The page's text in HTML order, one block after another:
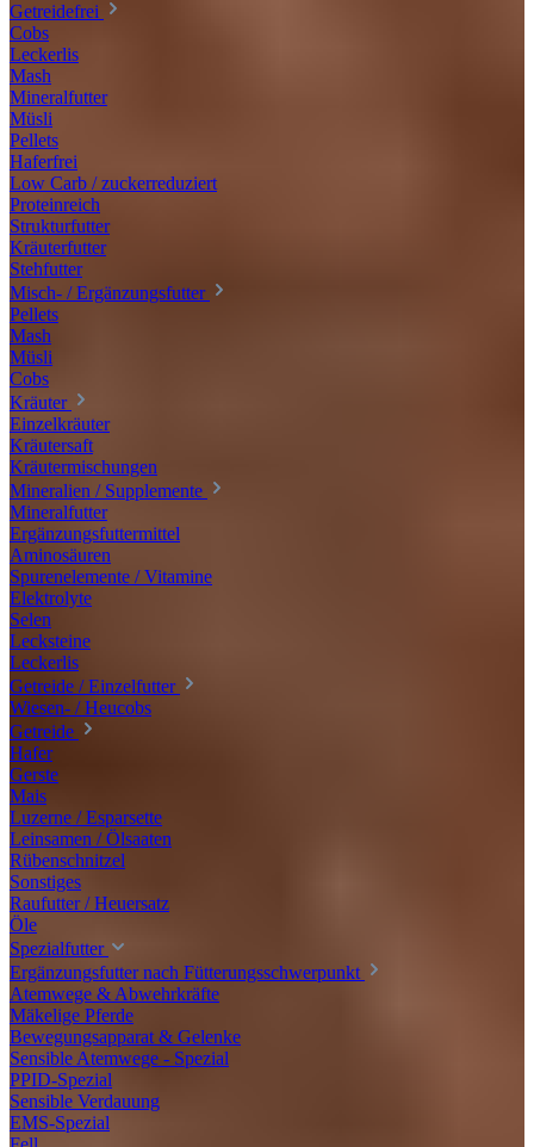
Getreidefrei
Cobs
Leckerlis
Mash
Mineralfutter
Müsli
Pellets
Haferfrei
Low Carb / zuckerreduziert
Proteinreich
Strukturfutter
Kräuterfutter
Stehfutter
Misch- / Ergänzungsfutter
Pellets
Mash
Müsli
Cobs
Kräuter
Einzelkräuter
Kräutersaft
Kräutermischungen
Mineralien / Supplemente
Mineralfutter
Ergänzungsfuttermittel
Aminosäuren
Spurenelemente / Vitamine
Elektrolyte
Selen
Lecksteine
Leckerlis
Getreide / Einzelfutter
Wiesen- / Heucobs
Getreide
Hafer
Gerste
Mais
Luzerne / Esparsette
Leinsamen / Ölsaaten
Rübenschnitzel
Sonstiges
Raufutter / Heuersatz
Öle
Spezialfutter
Ergänzungsfutter nach Fütterungsschwerpunkt
Atemwege & Abwehrkräfte
Mäkelige Pferde
Bewegungsapparat & Gelenke
Sensible Atemwege - Spezial
PPID-Spezial
Sensible Verdauung
EMS-Spezial